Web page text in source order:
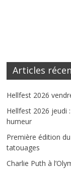
Articles
Hellfest 2026
Hellfest 2026 jeudi
humeur
Première édition
tatouages
Charlie Puth à